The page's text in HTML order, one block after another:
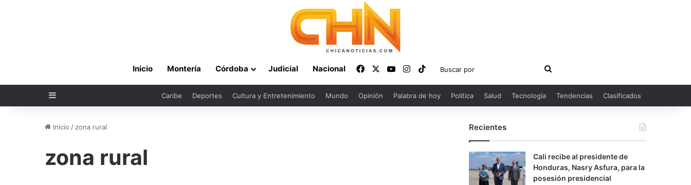
Inicio Montería Córdoba Judicial Nacional FacebookYouTubeInstagram
TikTok
Buscar
por
Sidebar Caribe Deportes Cultura y Entretenimiento Mundo Opinión Palabra de hoy Política Salud Tecnología Tendencias Clasificados
Inicio / zona rural
zona rural
Recientes
Cali recibe al presidente de
Honduras, Nasry Asfura, para la
posesión presidencial